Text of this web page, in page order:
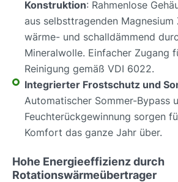
Konstruktion: Rahmenlose
aus selbsttragenden Magnesium
wärme- und schalldämmend
Mineralwolle. Einfacher Zugang
Reinigung gemäß VDI 6022.
Integrierter Frostschutz und
Automatischer Sommer-Bypass
Feuchterückgewinnung sorgen
Komfort das ganze Jahr über.
Hohe Energieeffizienz durch
Rotationswärmeübertrager